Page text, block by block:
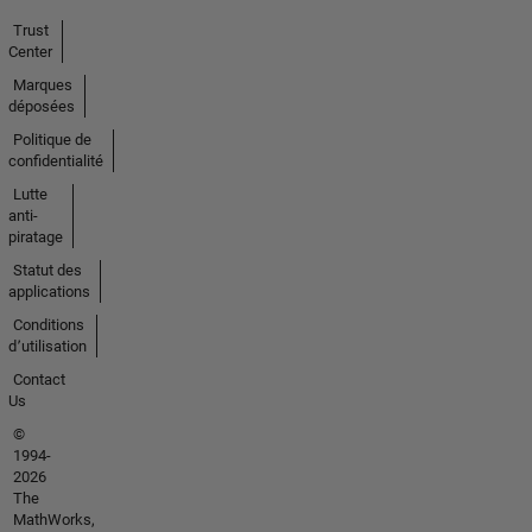
Trust
Center
Marques
déposées
Politique de
confidentialité
Lutte
anti-
piratage
Statut des
applications
Conditions
d՚utilisation
Contact
Us
©
1994-
2026
The
MathWorks,